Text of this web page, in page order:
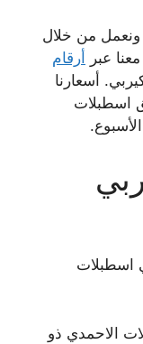
من خلال
عبر أرقام
أسعارنا
اسطبلات
اسطبلات
الاحمدي ذو